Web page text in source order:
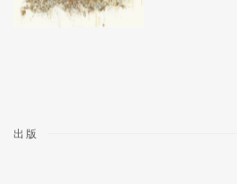
出版